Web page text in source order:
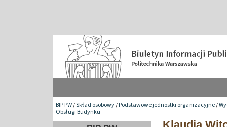
BIP PW/Skład osobowy/Podstawowe jednostki organizacyjne/
Obsługi Budynku